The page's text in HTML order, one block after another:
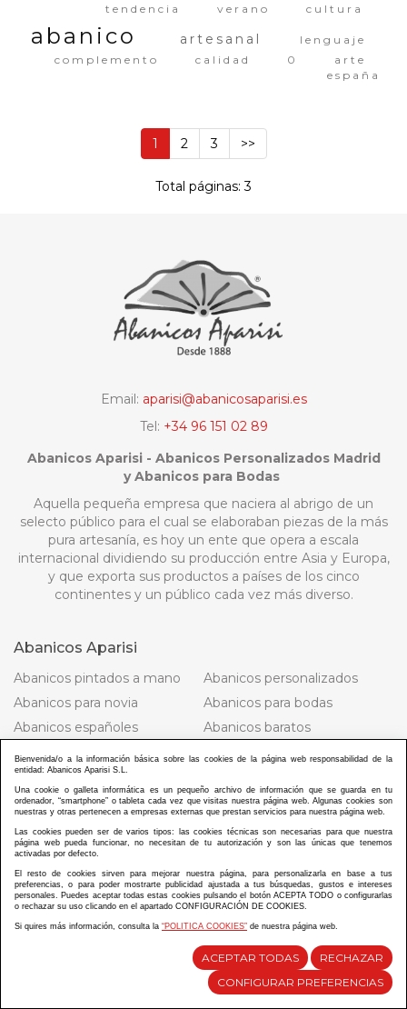
tendencia
verano cultura
abanico artesanal
lenguaje
complemento
calidad 0
arte
españa
1 2 3 >>
Total páginas: 3
Email: aparisi@abanicosaparisi.es
Tel: +34 96 151 02 89
Abanicos Aparisi - Abanicos Personalizados Madrid
y Abanicos para Bodas
Aquella pequeña empresa que naciera al abrigo de un
selecto público para el cual se elaboraban piezas de la más
pura artesanía, es hoy un ente que opera a escala
internacional dividiendo su producción entre Asia y Europa,
y que exporta sus productos a países de los cinco
continentes y un público cada vez más diverso.
Abanicos Aparisi
Abanicos pintados a mano
Abanicos personalizados
Abanicos para novia
Abanicos para bodas
Abanicos españoles
Abanicos baratos
Condiciones de compra
Aviso legal
Política cookies
Política de redes sociales
Política de solicitudes de
empleo
Mapa web
Catálogo
Publicidad
Regalo
Bienvenida/o a la información básica sobre las cookies de la página web responsabilidad de la
entidad: Abanicos Aparisi S.L.
Una cookie o galleta informática es un pequeño archivo de información que se guarda en tu
ordenador, “smartphone” o tableta cada vez que visitas nuestra página web. Algunas cookies son
nuestras y otras pertenecen a empresas externas que prestan servicios para nuestra página web.
Las cookies pueden ser de varios tipos: las cookies técnicas son necesarias para que nuestra
página web pueda funcionar, no necesitan de tu autorización y son las únicas que tenemos
activadas por defecto.
El resto de cookies sirven para mejorar nuestra página, para personalizarla en base a tus
preferencias, o para poder mostrarte publicidad ajustada a tus búsquedas, gustos e intereses
personales. Puedes aceptar todas estas cookies pulsando el botón ACEPTA TODO o configurarlas
o rechazar su uso clicando en el apartado CONFIGURACIÓN DE COOKIES.
Si quires más información, consulta la “POLITICA COOKIES” de nuestra página web.
ACEPTAR TODAS
RECHAZAR
CONFIGURAR PREFERENCIAS